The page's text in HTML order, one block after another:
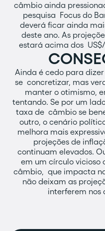
câmbio ainda
pesquisa Focus do
deverá ficar ainda
deste ano. As
estará acima dos
Ainda é cedo para
se concretizar, mas
manter o otimismo,
tentando. Se por um
taxa de câmbio se
outro, o cenário
melhora mais
projeções de
continuam elevados.
em um círculo vicioso
câmbio, que impacta
não deixam as
interferem nos